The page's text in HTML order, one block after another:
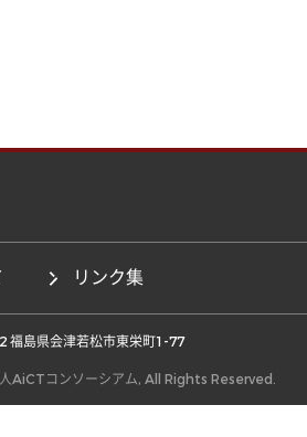
リンク集
福島県会津若松市東栄町1-77
AiCTコンソーシアム, All Rights Reserved.